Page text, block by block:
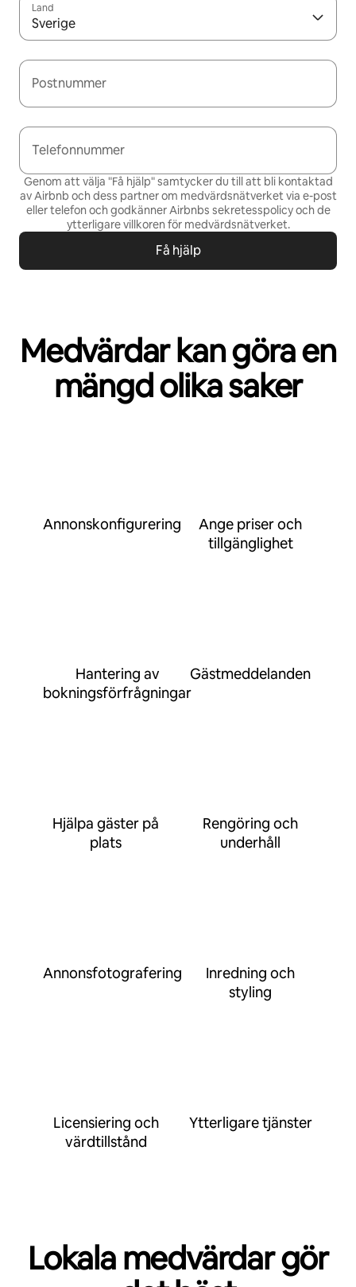
Land
Sverige
Postnummer
Telefonnummer
Genom att välja "Få hjälp" samtycker du till att bli kontaktad
av Airbnb och dess partner om medvärdsnätverket via e-post
eller telefon och godkänner Airbnbs sekretesspolicy och de
ytterligare villkoren för medvärdsnätverket.
Få hjälp
Medvärdar kan göra en
mängd olika saker
Annonskonfigurering
Ange priser och
tillgänglighet
Hantering av
bokningsförfrågningar
Gästmeddelanden
Hjälpa gäster på
plats
Rengöring och
underhåll
Annonsfotografering
Inredning och
styling
Licensiering och
värdtillstånd
Ytterligare tjänster
Lokala medvärdar gör